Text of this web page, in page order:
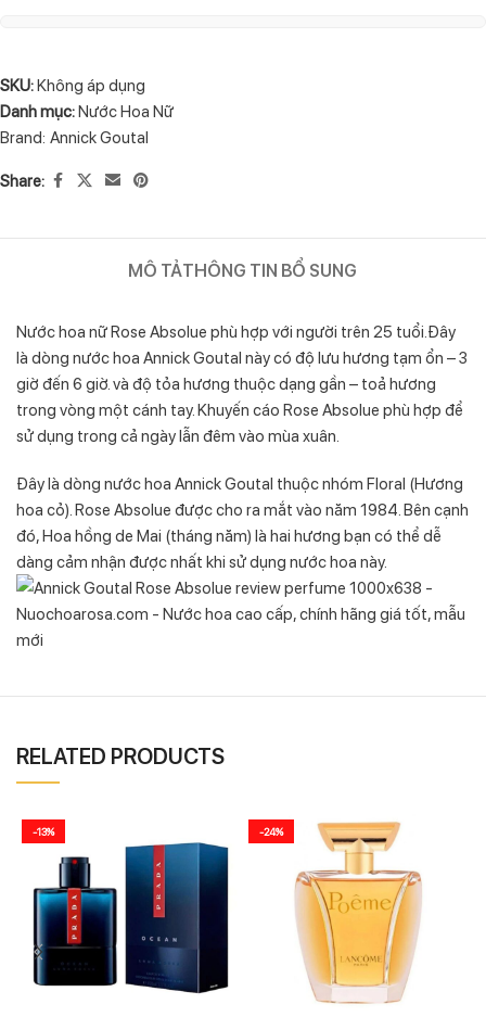
SKU:Không áp dụng
Danh mục:Nước Hoa Nữ
Brand: Annick Goutal
Share:
MÔ TẢTHÔNG TIN BỔ SUNG
Nước hoa nữ Rose Absolue phù hợp với người trên 25 tuổi.Đây
là dòng nước hoa Annick Goutal này có độ lưu hương tạm ổn – 3
giờ đến 6 giờ. và độ tỏa hương thuộc dạng gần – toả hương
trong vòng một cánh tay. Khuyến cáo Rose Absolue phù hợp để
sử dụng trong cả ngày lẫn đêm vào mùa xuân.
Đây là dòng nước hoa Annick Goutal thuộc nhóm Floral (Hương
hoa cỏ). Rose Absolue được cho ra mắt vào năm 1984. Bên cạnh
đó, Hoa hồng de Mai (tháng năm) là hai hương bạn có thể dễ
dàng cảm nhận được nhất khi sử dụng nước hoa này.
RELATED PRODUCTS
-13% -24%